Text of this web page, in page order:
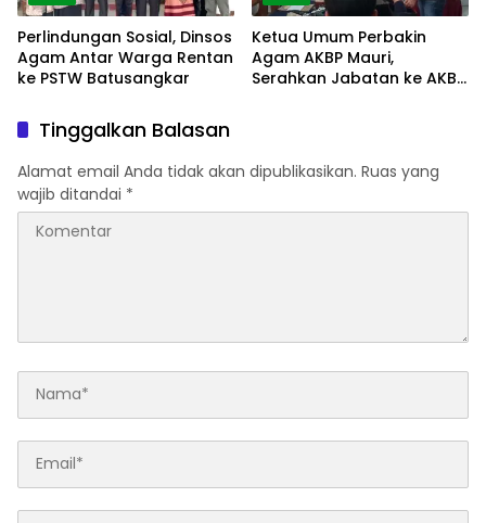
Perlindungan Sosial, Dinsos
Agam Antar Warga Rentan
ke PSTW Batusangkar
Ketua Umum Perbakin
Agam AKBP Mauri,
Serahkan Jabatan ke AKBP
Tinggalkan Balasan
Alamat email Anda tidak akan dipublikasikan. Ruas yang
wajib ditandai *